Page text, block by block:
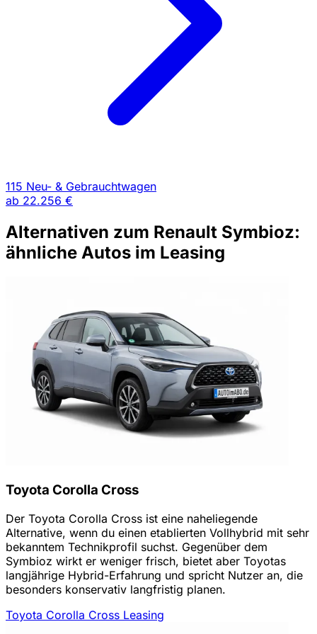
115 Neu- & Gebrauchtwagen
ab 22.256 €
Alternativen zum Renault Symbioz:
ähnliche Autos im Leasing
Toyota Corolla Cross
Der Toyota Corolla Cross ist eine naheliegende
Alternative, wenn du einen etablierten Vollhybrid mit sehr
bekanntem Technikprofil suchst. Gegenüber dem
Symbioz wirkt er weniger frisch, bietet aber Toyotas
langjährige Hybrid-Erfahrung und spricht Nutzer an, die
besonders konservativ langfristig planen.
Toyota Corolla Cross Leasing